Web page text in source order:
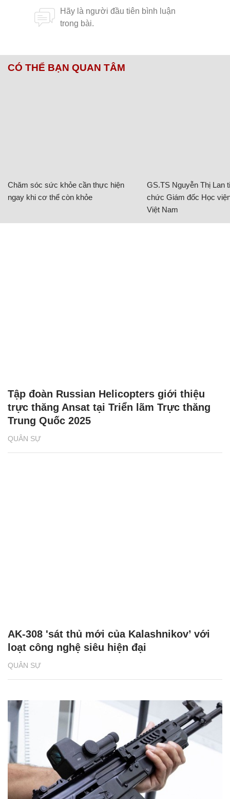
CÓ THỂ BẠN QUAN TÂM
Chăm sóc sức khỏe cần thực hiện
ngay khi cơ thể còn khỏe
GS.TS Nguyễn Thị Lan
chức Giám đốc Học
Việt Nam
QUÂN SỰ
Tập đoàn Russian Helicopters giới thiệu
trực thăng Ansat tại Triển lãm Trực thăng
Trung Quốc 2025
QUÂN SỰ
AK-308 'sát thủ mới của Kalashnikov’ với
loạt công nghệ siêu hiện đại